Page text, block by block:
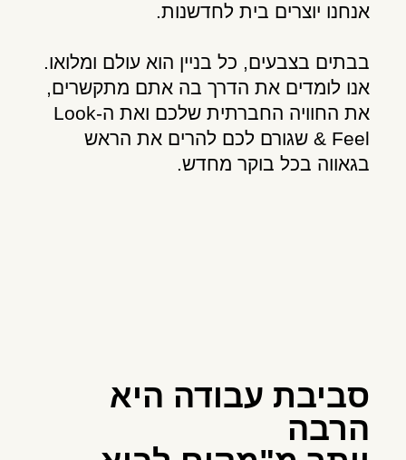
אנחנו יוצרים בית לחדשנות.
בבתים בצבעים, כל בניין הוא עולם ומלואו.
אנו לומדים את הדרך בה אתם מתקשרים,
את החוויה החברתית שלכם ואת ה-Look
& Feel שגורם לכם להרים את הראש
בגאווה בכל בוקר מחדש.
סביבת עבודה היא
הרבה